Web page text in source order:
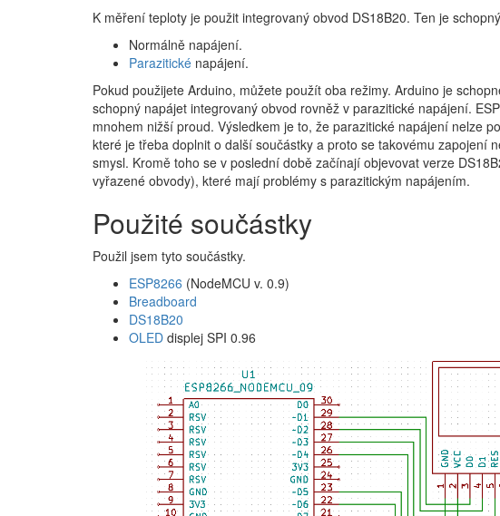
K měření teploty je použit integrovaný obvod DS18B20. Ten je
Normálně napájení.
Parazitické napájení.
Pokud použijete Arduino, můžete použít oba režimy. Arduino je
schopný napájet integrovaný obvod rovněž v parazitické napájení.
mnohem nižší proud. Výsledkem je to, že parazitické napájení nelze
které je třeba doplnit o další součástky a proto se takovému zapojení
smysl. Kromě toho se v poslední době začínají objevovat verze
vyřazené obvody), které mají problémy s parazitickým napájením.
Použité součástky
Použil jsem tyto součástky.
ESP8266 (NodeMCU v. 0.9)
Breadboard
DS18B20
OLED displej SPI 0.96